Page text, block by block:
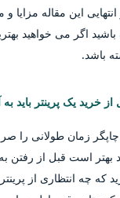
این مقاله مزایا و
اگر می خواهید
باشد.
خرید یک پرینتر باید به
چاپگر زمان طولانی را
است قبل از رفتن
که چه انتظاری از